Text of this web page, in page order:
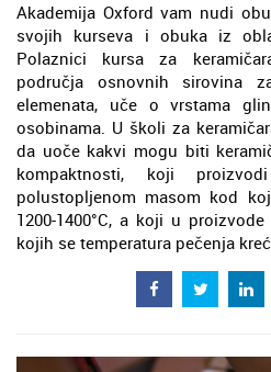
Akademija Oxford vam nudi
svojih kurseva i obuka iz
Polaznici kursa za
područja osnovnih sirovina
elemenata, uče o vrstama
osobinama. U školi za
da uoče kakvi mogu biti
kompaktnosti, koji
polustopljenom masom kod
1200-1400°C, a koji u
kojih se temperatura pečenja